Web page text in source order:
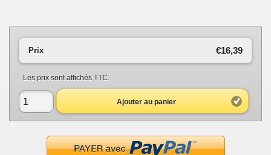
€16,39
Prix
Les prix sont affichés TTC.
Ajouter au panier